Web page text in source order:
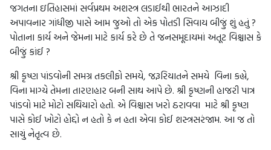
જગતના ઇતિહાસમાં સર્વપ્રથમ અશસ્ત્ર લડાઈથી ભારતને આઝાદી
અપાવનાર ગાંધીજી પાસે આમ જુઓ તો એક પોતડી સિવાય બીજું શું હતું ?
પોતાના કાર્ય અને જેમના માટે કાર્ય કરે છે તે જનસમૂદાયમાં અતૂટ વિશ્ચાસ કે
બીજું કાંઈ ?
શ્રી કૃષ્ણ પાંડવોની સમગ્ર તકલીફો સમયે, જરૂરિયાતને સમયે વિના કહ્યે,
વિના માગ્યે તેમના તારણહાર બની સાથ આપે છે. શ્રી કૃષ્ણની હાજરી પાત્ર
પાંડવો માટે મોટો સથિયારો હતો. એ વિશ્ચાસ ખરો ઠરાવવા માટે શ્રી કૃષ્ણ
પાસે કોઈ ખોટો હોદ્દો ન હતો કે ન હતા એવા કોઈ શસ્ત્રસરંજામ. આ જ તો
સાચું નેતૃત્વ છે.